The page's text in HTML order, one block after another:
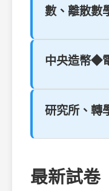
數、離散數
中央造幣◆
研究所、轉
最新試卷